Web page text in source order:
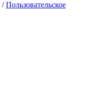
/Пользовательское